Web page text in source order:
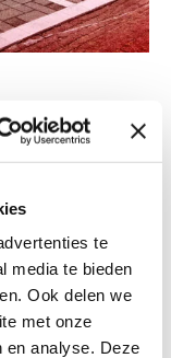
te
media te bieden
Ook delen we
met onze
en analyse. Deze
starten
landelijke uitrol
en...